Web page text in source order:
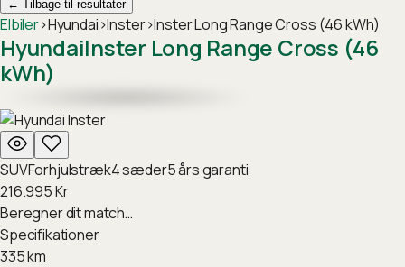
← Tilbage til resultater
Elbiler›Hyundai›Inster›Inster Long Range Cross (46 kWh)
HyundaiInster Long Range Cross (46
kWh)
SUVForhjulstræk4sæder5års garanti
216.995Kr
Beregner dit match…
Specifikationer
335km